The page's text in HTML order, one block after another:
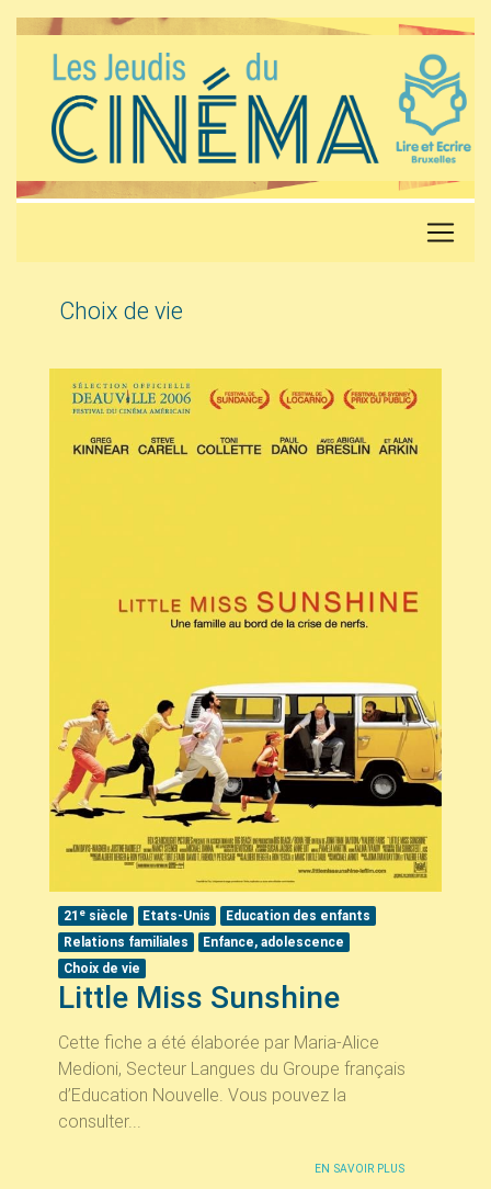
Choix de vie
21 esiècle Etats-Unis
Education des enfants
Relations familiales
Enfance, adolescence
Choix de vie
Little Miss Sunshine
Cette fiche a été élaborée par Maria-Alice
Medioni, Secteur Langues du Groupe français
d’Education Nouvelle. Vous pouvez la
consulter...
EN SAVOIR PLUS